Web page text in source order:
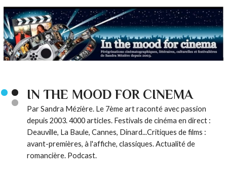
IN THE MOOD FOR CINEMA
Par Sandra Mézière. Le 7ème art raconté avec passion
depuis 2003. 4000 articles. Festivals de cinéma en direct :
Deauville, La Baule, Cannes, Dinard...Critiques de films :
avant-premières, à l'affiche, classiques. Actualité de
romancière. Podcast.